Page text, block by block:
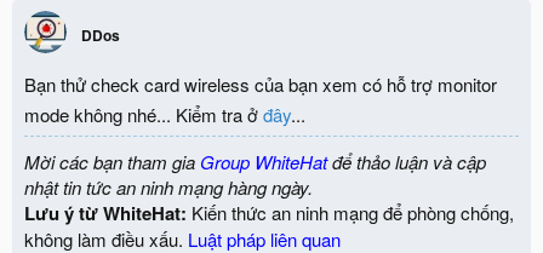
DDos
Bạn thử check card wireless của bạn xem có hỗ trợ monitor
mode không nhé... Kiểm tra ởđây...
Mời các bạn tham gia Group WhiteHatđể thảo luận và cập
nhật tin tức an ninh mạng hàng ngày.
Lưu ý từ WhiteHat: Kiến thức an ninh mạng để phòng chống,
không làm điều xấu. Luật pháp liên quan